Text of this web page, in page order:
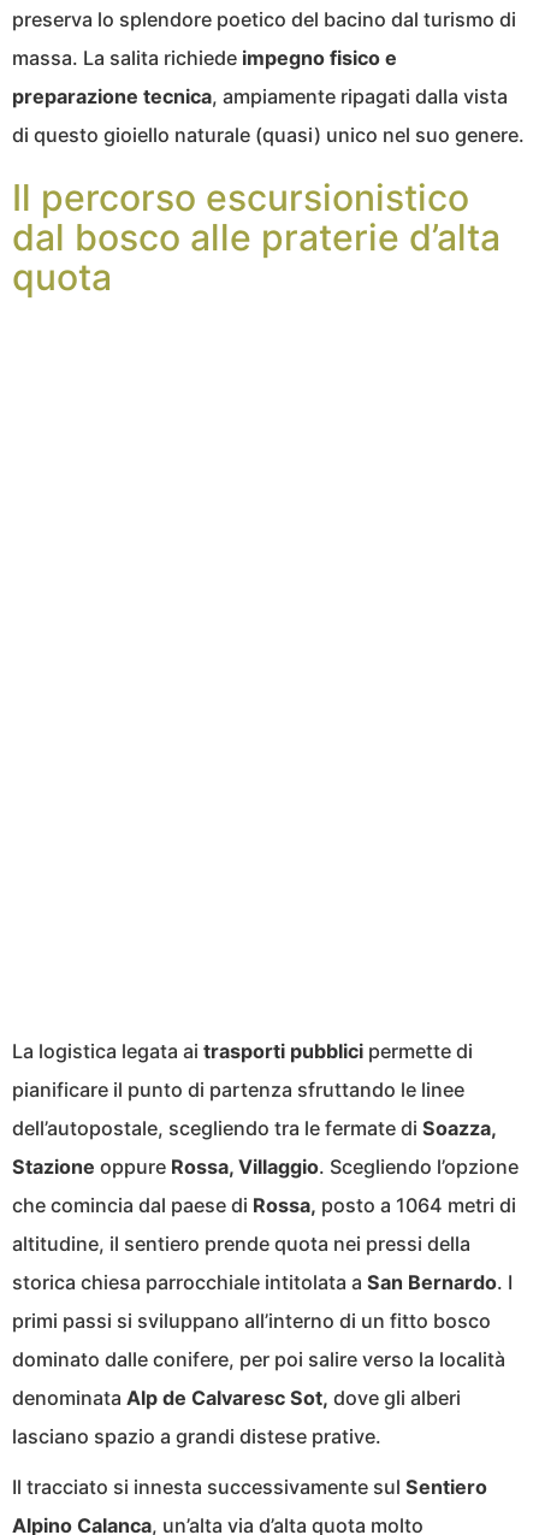
preserva lo splendore poetico del bacino dal turismo di
massa. La salita richiede impegno fisico e
preparazione tecnica, ampiamente ripagati dalla vista
di questo gioiello naturale (quasi) unico nel suo genere.
Il percorso escursionistico
dal bosco alle praterie d’alta
quota
La logistica legata ai trasporti pubblici permette di
pianificare il punto di partenza sfruttando le linee
dell’autopostale, scegliendo tra le fermate di Soazza,
Stazione oppure Rossa, Villaggio. Scegliendo l’opzione
che comincia dal paese di Rossa, posto a 1064 metri di
altitudine, il sentiero prende quota nei pressi della
storica chiesa parrocchiale intitolata a San Bernardo. I
primi passi si sviluppano all’interno di un fitto bosco
dominato dalle conifere, per poi salire verso la località
denominata Alp de Calvaresc Sot, dove gli alberi
lasciano spazio a grandi distese prative.
Il tracciato si innesta successivamente sul Sentiero
Alpino Calanca, un’alta via d’alta quota molto